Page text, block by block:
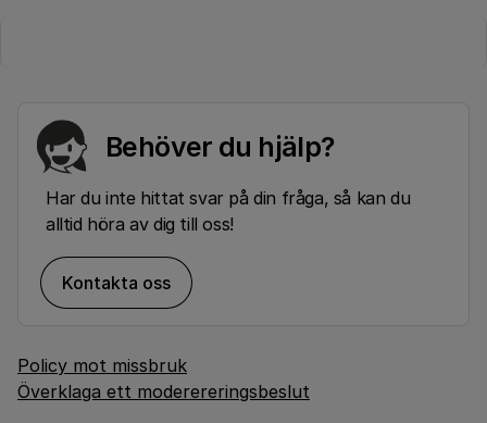
Behöver du hjälp?
Har du inte hittat svar på din fråga, så kan du
alltid höra av dig till oss!
Kontakta oss
Policy mot missbruk
Överklaga ett moderereringsbeslut